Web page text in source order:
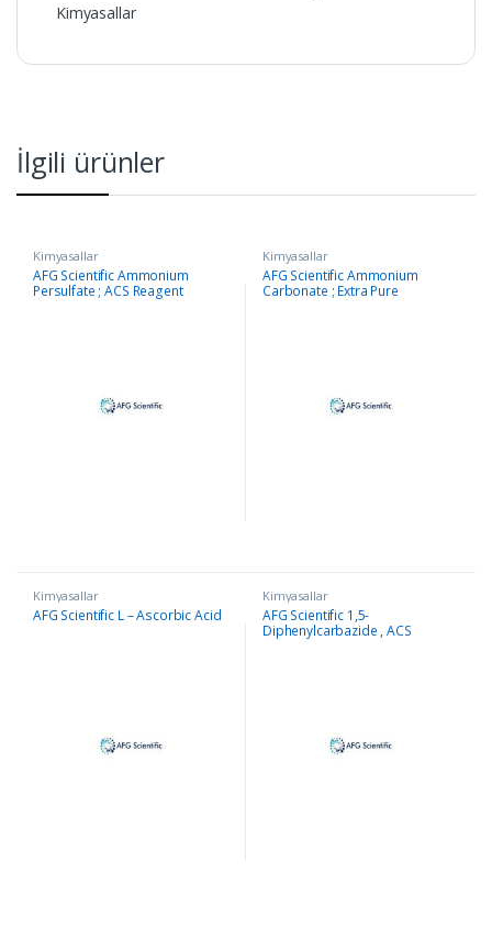
Kimyasallar
İlgili ürünler
Kimyasallar
AFG Scientific Ammonium
Persulfate ; ACS Reagent
Kimyasallar
AFG Scientific Ammonium
Carbonate ; Extra Pure
Kimyasallar
AFG Scientific L – Ascorbic Acid
Kimyasallar
AFG Scientific 1,5-
Diphenylcarbazide , ACS